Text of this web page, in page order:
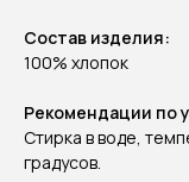
Состав изделия:
100% хлопок
Рекомендации по
Стирка в воде,
градусов.